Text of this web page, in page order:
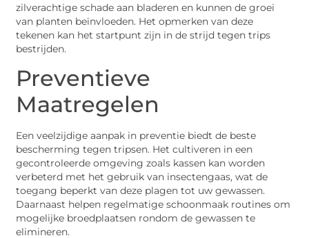
zilverachtige schade aan bladeren en kunnen de groei
van planten beïnvloeden. Het opmerken van deze
tekenen kan het startpunt zijn in de strijd tegen trips
bestrijden.
Preventieve
Maatregelen
Een veelzijdige aanpak in preventie biedt de beste
bescherming tegen tripsen. Het cultiveren in een
gecontroleerde omgeving zoals kassen kan worden
verbeterd met het gebruik van insectengaas, wat de
toegang beperkt van deze plagen tot uw gewassen.
Daarnaast helpen regelmatige schoonmaak routines om
mogelijke broedplaatsen rondom de gewassen te
elimineren.